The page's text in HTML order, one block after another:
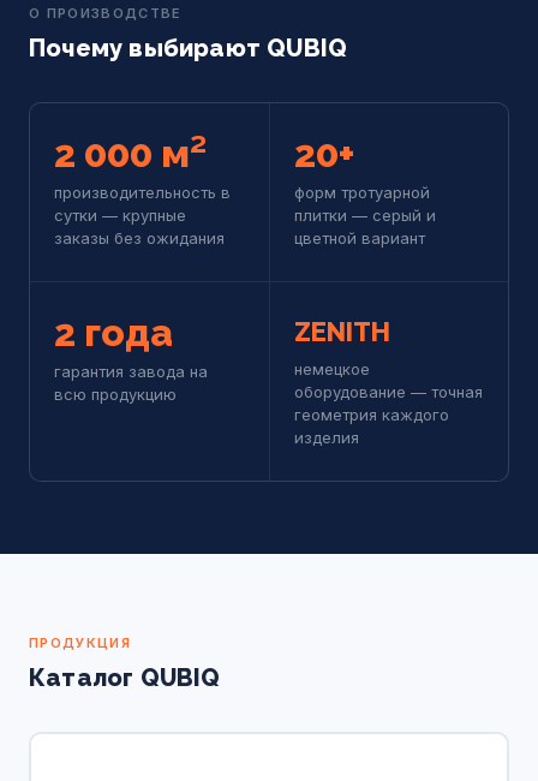
О ПРОИЗВОДСТВЕ
Почему выбирают QUBIQ
2 000 м²
производительность в
сутки — крупные
заказы без ожидания
20+
форм тротуарной
плитки — серый и
цветной вариант
2 года
гарантия завода на
всю продукцию
ZENITH
немецкое
оборудование — точная
геометрия каждого
изделия
ПРОДУКЦИЯ
Каталог QUBIQ